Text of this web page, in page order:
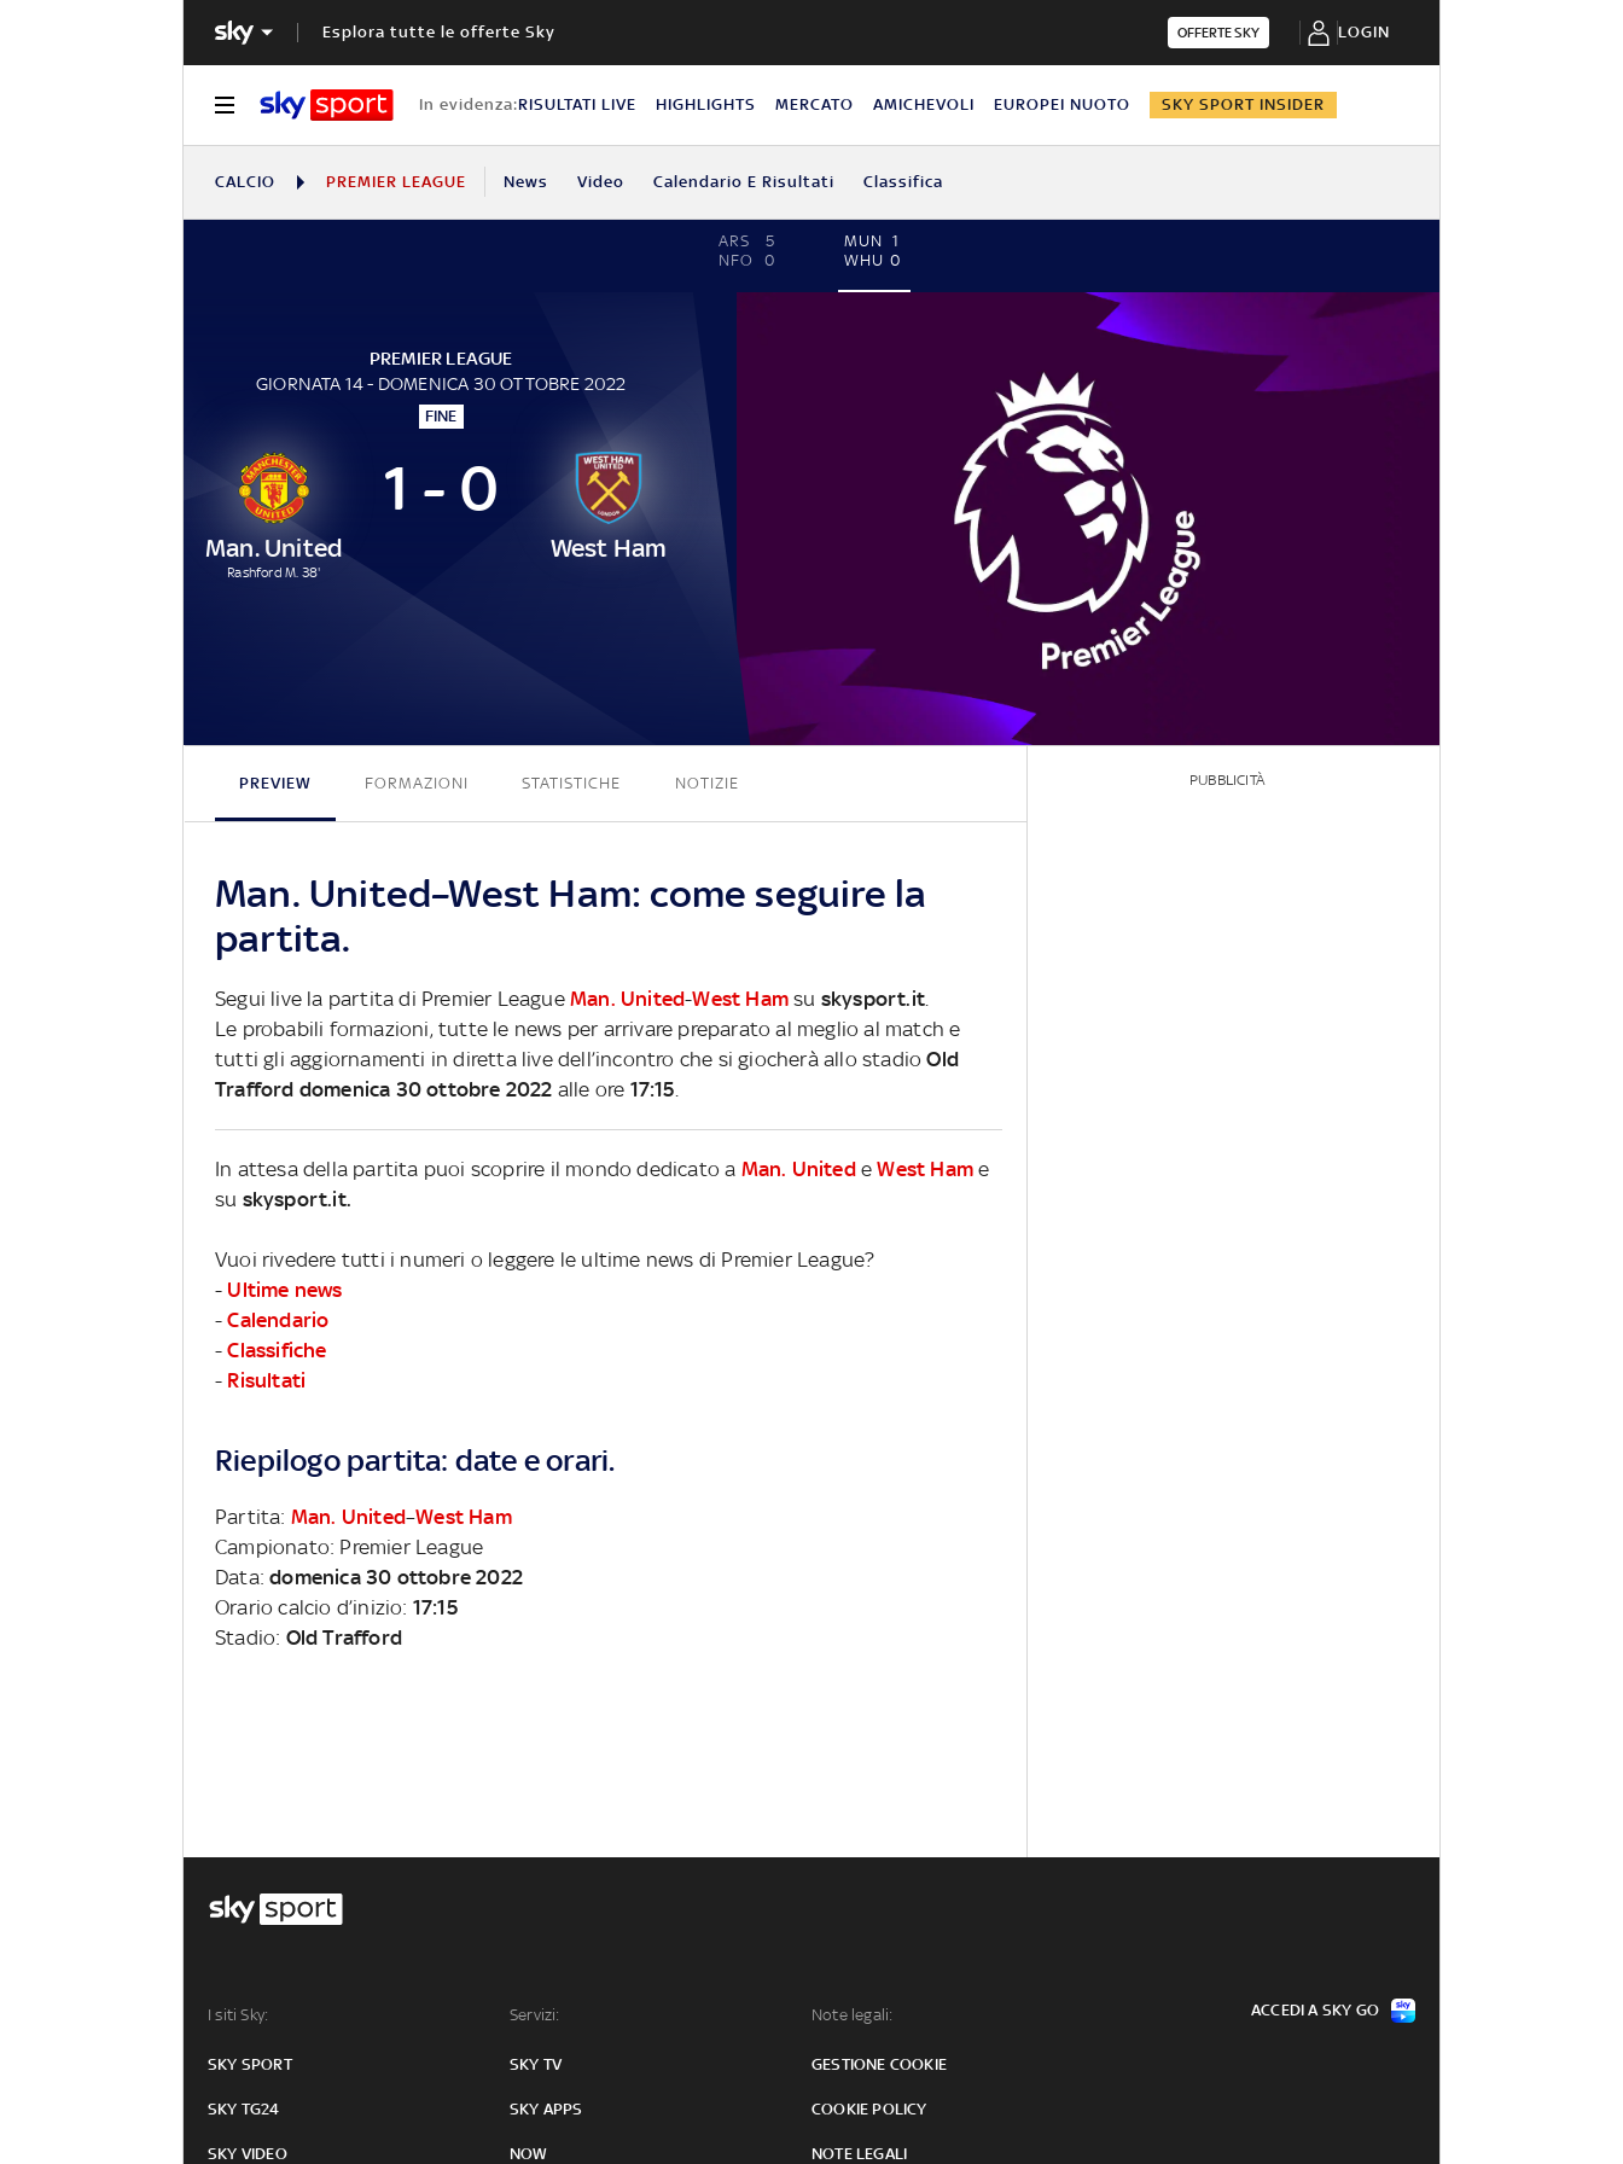
Esplora tutte le offerte Sky OFFERTE SKY LOGIN
In evidenza:RISULTATI LIVE HIGHLIGHTS MERCATO AMICHEVOLI EUROPEI NUOTO SKY SPORT INSIDER
CALCIO PREMIER LEAGUE News Video Calendario E Risultati Classifica
ARS
5
NFO
0
MUN 1
WHU 0
PREMIER LEAGUE
GIORNATA 14 - DOMENICA 30 OTTOBRE 2022
FINE
Man. United
Rashford M. 38'
1 - 0
West Ham
PREVIEW FORMAZIONI STATISTICHE NOTIZIE
Man. United–West Ham: come seguire la
partita.
Segui live la partita di Premier League Man. United-West Ham su skysport.it
Le probabili formazioni, tutte le news per arrivare preparato al meglio al match e
tutti gli aggiornamenti in diretta live dell’incontro che si giocherà allo stadioOld
Trafford domenica 30 ottobre 2022 alle ore 17:15
In attesa della partita puoi scoprire il mondo dedicato a Man. UnitedeWest Ham e
su skysport.it.
Vuoi rivedere tutti i numeri o leggere le ultime news di Premier League?
- Ultime news
-Calendario
-Classifiche
- Risultati
Riepilogo partita: date e orari.
Partita: Man. United–West Ham
Campionato: Premier League
Data:domenica 30 ottobre 2022
Orario calcio d’inizio: 17:15
Stadio: Old Trafford
PUBBLICITÀ
I siti Sky:
SKY SPORT
SKY TG24
SKY VIDEO
Servizi:
SKY TV
SKY APPS
NOW
Note legali:
GESTIONE COOKIE
COOKIE POLICY
NOTE LEGALI
ACCEDI A SKY GO